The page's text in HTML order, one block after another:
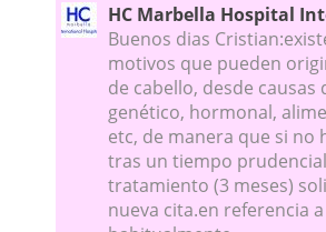
HC Marbella Hospital
Buenos dias
motivos que pueden
de cabello, desde causas
genético, hormonal,
etc, de manera que si no
tras un tiempo
tratamiento (3 meses)
nueva cita.en referencia